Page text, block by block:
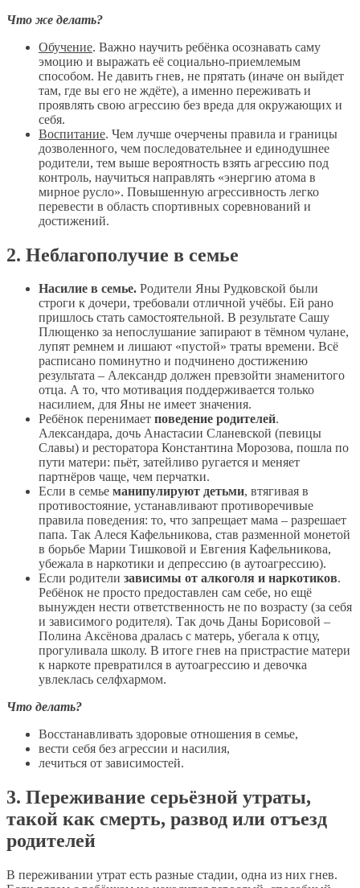
Что же делать?
Обучение. Важно научить ребёнка осознавать саму
эмоцию и выражать её социально-приемлемым
способом. Не давить гнев, не прятать (иначе он выйдет
там, где вы его не ждёте), а именно переживать и
проявлять свою агрессию без вреда для окружающих и
себя.
Воспитание. Чем лучше очерчены правила и границы
дозволенного, чем последовательнее и единодушнее
родители, тем выше вероятность взять агрессию под
контроль, научиться направлять «энергию атома в
мирное русло». Повышенную агрессивность легко
перевести в область спортивных соревнований и
достижений.
2. Неблагополучие в семье
Насилие в семье. Родители Яны Рудковской были
строги к дочери, требовали отличной учёбы. Ей рано
пришлось стать самостоятельной. В результате Сашу
Плющенко за непослушание запирают в тёмном чулане,
лупят ремнем и лишают «пустой» траты времени. Всё
расписано поминутно и подчинено достижению
результата – Александр должен превзойти знаменитого
отца. А то, что мотивация поддерживается только
насилием, для Яны не имеет значения.
Ребёнок перенимает поведение родителей.
Александара, дочь Анастасии Сланевской (певицы
Славы) и ресторатора Константина Морозова, пошла по
пути матери: пьёт, затейливо ругается и меняет
партнёров чаще, чем перчатки.
Если в семье манипулируют детьми, втягивая в
противостояние, устанавливают противоречивые
правила поведения: то, что запрещает мама – разрешает
папа. Так Алеся Кафельникова, став разменной монетой
в борьбе Марии Тишковой и Евгения Кафельникова,
убежала в наркотики и депрессию (в аутоагрессию).
Если родители зависимы от алкоголя и наркотиков.
Ребёнок не просто предоставлен сам себе, но ещё
вынужден нести ответственность не по возрасту (за себя
и зависимого родителя). Так дочь Даны Борисовой –
Полина Аксёнова дралась с матерь, убегала к отцу,
прогуливала школу. В итоге гнев на пристрастие матери
к наркоте превратился в аутоагрессию и девочка
увлеклась селфхармом.
Что делать?
Восстанавливать здоровые отношения в семье,
вести себя без агрессии и насилия,
лечиться от зависимостей.
3. Переживание серьёзной утраты,
такой как смерть, развод или отъезд
родителей
В переживании утрат есть разные стадии, одна из них гнев.